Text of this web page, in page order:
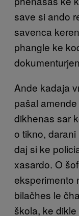
save si ando
savenca
phangle ke
Ande kadaja
pašal
dikhenas sar
o tikno,
daj si ke
xasardo. O
eksperimento
bilačhes le
škola, ke